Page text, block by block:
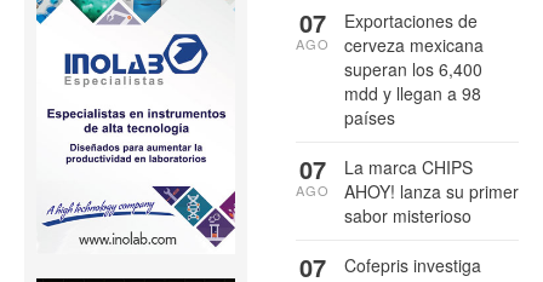
Exportaciones de
cerveza mexicana
superan los 6,400
mdd y llegan a 98
países
07
AGO
La marca CHIPS
AHOY! lanza su primer
sabor misterioso
07
AGO
Cofepris investiga
07